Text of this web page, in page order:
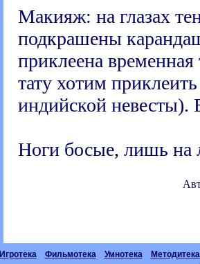
Макияж: на глазах
подкрашены
приклеена временная
тату хотим
индийской невесты).
Ноги босые, лишь на
Игротека Фильмотека Умнотека
Методитека